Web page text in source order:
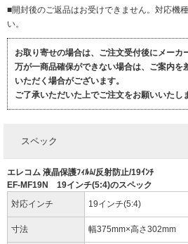
■開封後のご返品はお受けできません。対応機
い。
お取り寄せの場合は、ご注文受付後にメーカ
万が一商品確保ができない場合は、ご案内を
いただく場合がございます。
ご了承いただいた上でご注文をお願いいたし
スペック
エレコム 液晶保護ﾌｨﾙﾑ/反射防止/19ｲﾝﾁ
EF-MF19N 19インチ(5:4)のスペック
対応インチ
19インチ(5:4)
寸法 幅375mm×高さ302mm